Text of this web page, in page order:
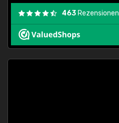
463 Rezensionen